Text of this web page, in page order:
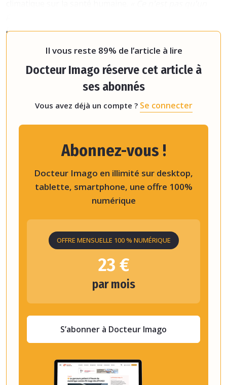
Il vous reste 89% de l’article à lire
Docteur Imago réserve cet article à
ses abonnés
Vous avez déjà un compte ? Se connecter
Abonnez-vous !
Docteur Imago en illimité sur desktop,
tablette, smartphone, une offre 100%
numérique
OFFRE MENSUELLE 100 % NUMÉRIQUE
23 €
par mois
S’abonner à Docteur Imago